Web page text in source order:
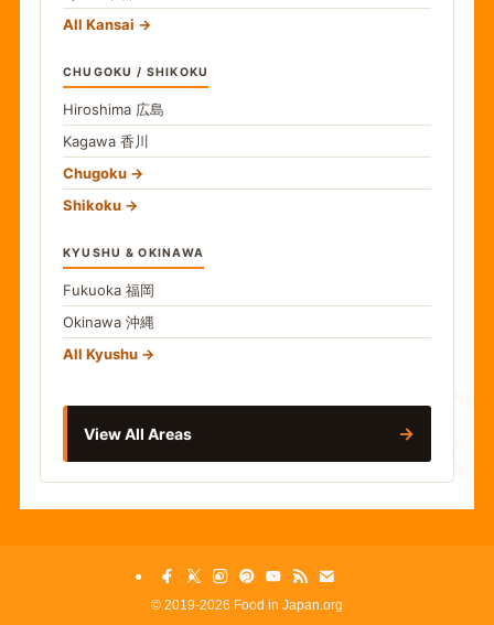
食
All Kansai
CHUGOKU / SHIKOKU
Hiroshima 広島
Kagawa 香川
Chugoku
Shikoku
KYUSHU & OKINAWA
Fukuoka 福岡
Okinawa 沖縄
All Kyushu
View All Areas →
© 2019-2026 Food in Japan.org